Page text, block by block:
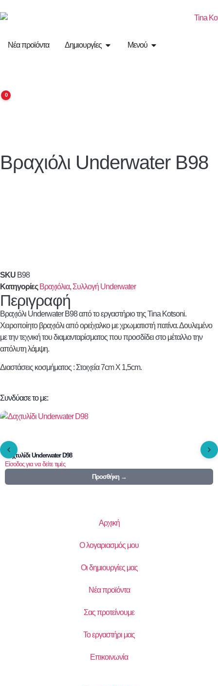
Νέα προϊόντα Δημιουργίες Μενού
0
Βραχιόλι Underwater B98
SKU B98
Κατηγορίες Βραχιόλια, Συλλογή Underwater
Περιγραφή
Βραχιόλι Underwater B98 από το εργαστήριο της Tina Kotsoni.
Χειροποίητο βραχιόλι από ορείχαλκο με χρωματιστή πατίνα. Δουλεμένο
με την τεχνική του διαμανταρίσματος που προσδίδει στο μέταλλο την
απόλυτη λάμψη.
Διαστάσεις κοσμήματος : Στοιχεία 7cm X 1,5cm.
Συνδύασε το με:
Δαχτυλίδι Underwater D98
Είσοδος για να δείτε τιμές
Προσθήκη →
Αρχική
Ο λογαριασμός μου
Οι δημιουργίες μας
Νέα προϊόντα
Σας προτείνουμε
Το εργαστήρι μας
Επικοινωνία